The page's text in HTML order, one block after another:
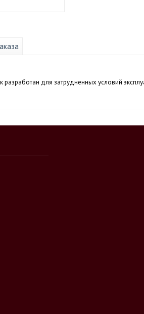
для затрудненных условий